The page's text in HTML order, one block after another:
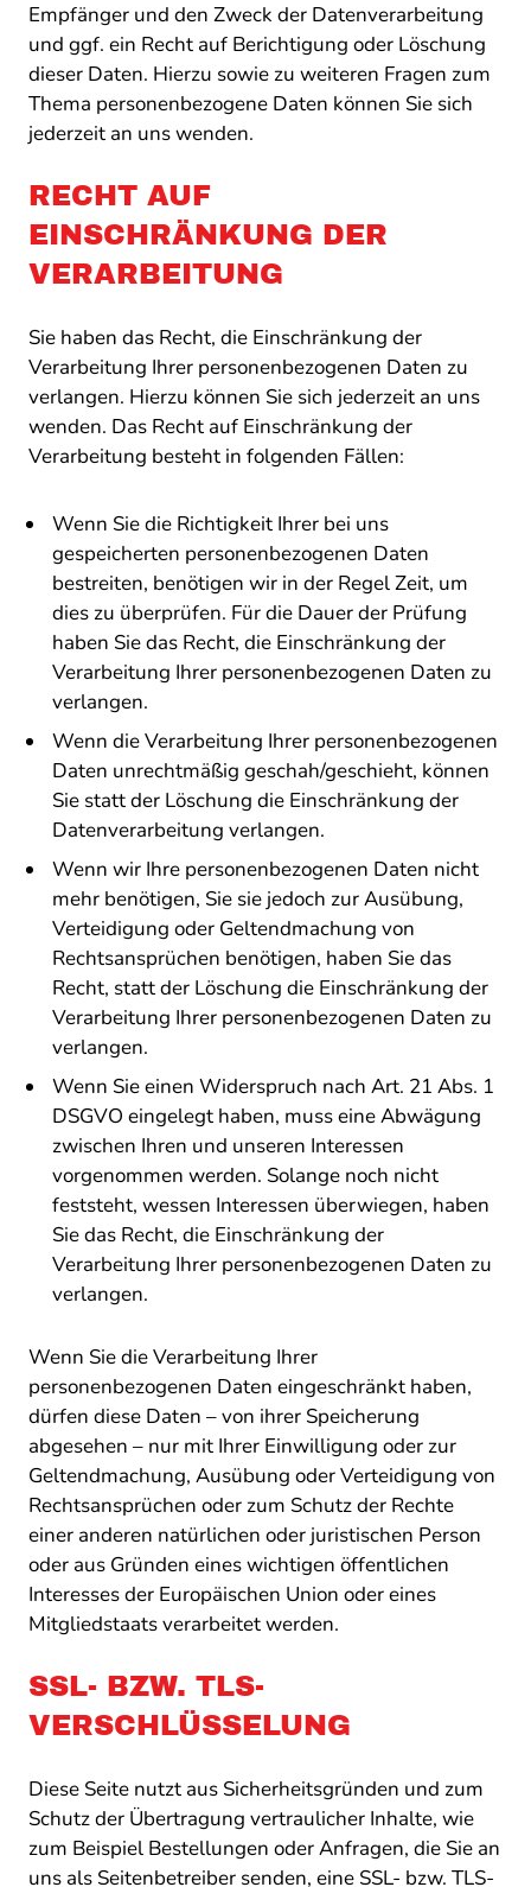
Empfänger und den Zweck der Datenverarbeitung
und ggf. ein Recht auf Berichtigung oder Löschung
dieser Daten. Hierzu sowie zu weiteren Fragen zum
Thema personenbezogene Daten können Sie sich
jederzeit an uns wenden.
RECHT AUF
EINSCHRÄNKUNG DER
VERARBEITUNG
Sie haben das Recht, die Einschränkung der
Verarbeitung Ihrer personenbezogenen Daten zu
verlangen. Hierzu können Sie sich jederzeit an uns
wenden. Das Recht auf Einschränkung der
Verarbeitung besteht in folgenden Fällen:
Wenn Sie die Richtigkeit Ihrer bei uns
gespeicherten personenbezogenen Daten
bestreiten, benötigen wir in der Regel Zeit, um
dies zu überprüfen. Für die Dauer der Prüfung
haben Sie das Recht, die Einschränkung der
Verarbeitung Ihrer personenbezogenen Daten zu
verlangen.
Wenn die Verarbeitung Ihrer personenbezogenen
Daten unrechtmäßig geschah/geschieht, können
Sie statt der Löschung die Einschränkung der
Datenverarbeitung verlangen.
Wenn wir Ihre personenbezogenen Daten nicht
mehr benötigen, Sie sie jedoch zur Ausübung,
Verteidigung oder Geltendmachung von
Rechtsansprüchen benötigen, haben Sie das
Recht, statt der Löschung die Einschränkung der
Verarbeitung Ihrer personenbezogenen Daten zu
verlangen.
Wenn Sie einen Widerspruch nach Art. 21 Abs. 1
DSGVO eingelegt haben, muss eine Abwägung
zwischen Ihren und unseren Interessen
vorgenommen werden. Solange noch nicht
feststeht, wessen Interessen überwiegen, haben
Sie das Recht, die Einschränkung der
Verarbeitung Ihrer personenbezogenen Daten zu
verlangen.
Wenn Sie die Verarbeitung Ihrer
personenbezogenen Daten eingeschränkt haben,
dürfen diese Daten – von ihrer Speicherung
abgesehen – nur mit Ihrer Einwilligung oder zur
Geltendmachung, Ausübung oder Verteidigung von
Rechtsansprüchen oder zum Schutz der Rechte
einer anderen natürlichen oder juristischen Person
oder aus Gründen eines wichtigen öffentlichen
Interesses der Europäischen Union oder eines
Mitgliedstaats verarbeitet werden.
SSL- BZW. TLS-
VERSCHLÜSSELUNG
Diese Seite nutzt aus Sicherheitsgründen und zum
Schutz der Übertragung vertraulicher Inhalte, wie
zum Beispiel Bestellungen oder Anfragen, die Sie an
uns als Seitenbetreiber senden, eine SSL- bzw. TLS-